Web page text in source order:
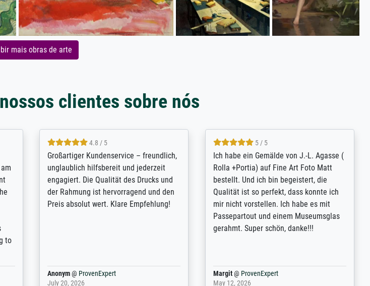
mais obras de arte
clientes sobre nós
5 / 5
Outstanding quality and customer
support. - the quality of the printing is
excellent and difficult to distinguish
from the real thing; it will be my go-to
for high-quality art prints from now on -
Anonym@ ProvenExpert
January 12, 2026
4.8 / 5
Qualité absolument irréprochable.
Extraordinaire diversité des thèmes
abordés et personnalisation des
demandes (recadrage, réajustement des
couleurs). Relation clientèle parfaite.
Transport, réception sans aucun
problème. Merci à toute l'équipe ! Hervé
Anonym@ProvenExpert
March 31, 2025